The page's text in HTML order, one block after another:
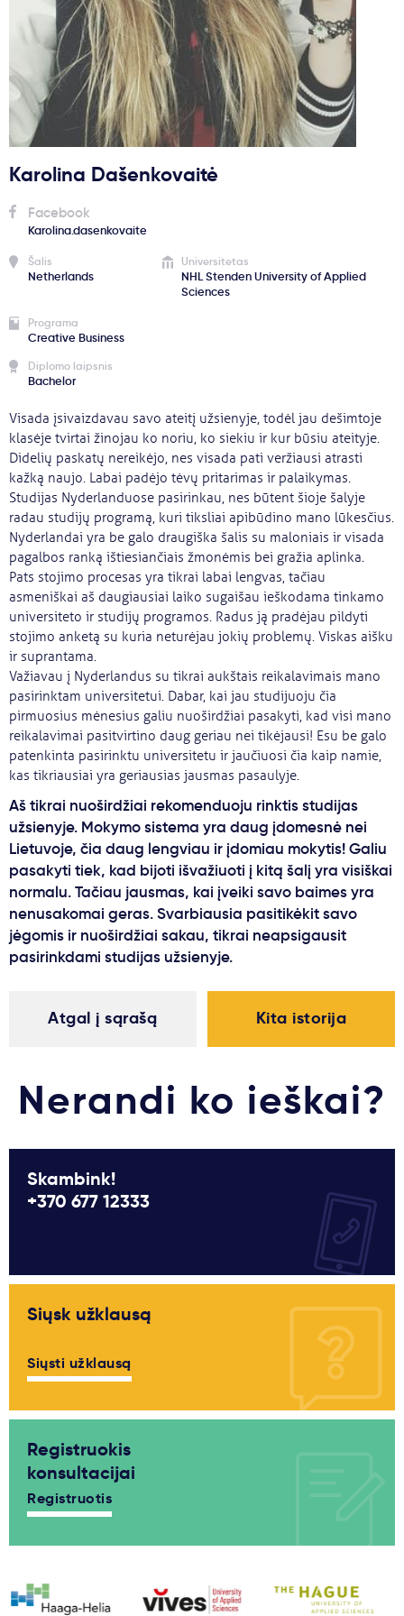
Svarbu
Paslaugos
Kodėl Kastu?
Naujienos
Karolina Dašenkovaitė
Facebook
Karolina.dasenkovaite
Šalis
Netherlands
Universitetas
NHL Stenden University of Applied
Sciences
Programa
Creative Business
Diplomo laipsnis
Bachelor
Visada įsivaizdavau savo ateitį užsienyje, todėl jau dešimtoje
klasėje tvirtai žinojau ko noriu, ko siekiu ir kur būsiu ateityje.
Didelių paskatų nereikėjo, nes visada pati veržiausi atrasti
kažką naujo. Labai padėjo tėvų pritarimas ir palaikymas.
Studijas Nyderlanduose pasirinkau, nes būtent šioje šalyje
radau studijų programą, kuri tiksliai apibūdino mano lūkesčius.
Nyderlandai yra be galo draugiška šalis su maloniais ir visada
pagalbos ranką ištiesiančiais žmonėmis bei gražia aplinka.
Pats stojimo procesas yra tikrai labai lengvas, tačiau
asmeniškai aš daugiausiai laiko sugaišau ieškodama tinkamo
universiteto ir studijų programos. Radus ją pradėjau pildyti
stojimo anketą su kuria neturėjau jokių problemų. Viskas aišku
ir suprantama.
Važiavau į Nyderlandus su tikrai aukštais reikalavimais mano
pasirinktam universitetui. Dabar, kai jau studijuoju čia
pirmuosius mėnesius galiu nuoširdžiai pasakyti, kad visi mano
reikalavimai pasitvirtino daug geriau nei tikėjausi! Esu be galo
patenkinta pasirinktu universitetu ir jaučiuosi čia kaip namie,
kas tikriausiai yra geriausias jausmas pasaulyje.
Aš tikrai nuoširdžiai rekomenduoju rinktis studijas
užsienyje. Mokymo sistema yra daug įdomesnė nei
Lietuvoje, čia daug lengviau ir įdomiau mokytis! Galiu
pasakyti tiek, kad bijoti išvažiuoti į kitą šalį yra visiškai
normalu. Tačiau jausmas, kai įveiki savo baimes yra
nenusakomai geras. Svarbiausia pasitikėkit savo
jėgomis ir nuoširdžiai sakau, tikrai neapsigausit
pasirinkdami studijas užsienyje.
Atgal į sąrašą Kita istorija
Nerandi ko ieškai?
Skambink!
+370 677 12333
Siųsk užklausą
Siųsti užklausą
Registruokis
konsultacijai
Registruotis